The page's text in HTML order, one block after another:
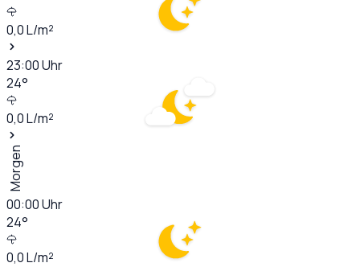
0,0L/m²
23:00Uhr
24°
0,0L/m²
Morgen
00:00Uhr
24°
0,0L/m²